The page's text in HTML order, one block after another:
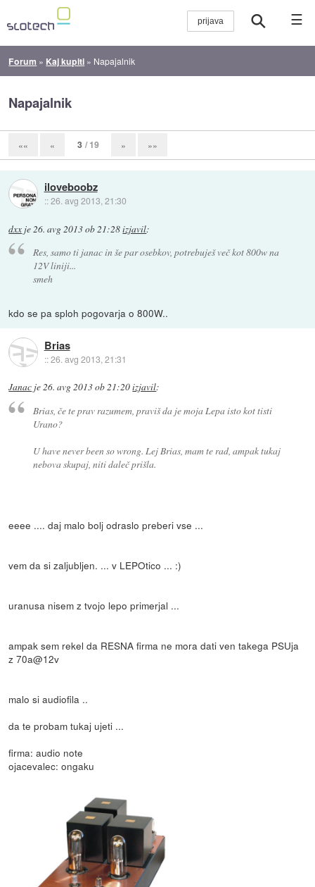
☰
Forum » Kaj kupiti » Napajalnik
Napajalnik
«« « 3 / 19 » »»
iloveboobz
::26. avg 2013, 21:30
dxx je26. avg 2013 ob 21:28izjavil:
Res, samo ti janac in še par osebkov, potrebuješ več kot 800w na
12V liniji...
smeh
kdo se pa sploh pogovarja o 800W..
Brias
::26. avg 2013, 21:31
Janac je26. avg 2013 ob 21:20izjavil:
Brias, če te prav razumem, praviš da je moja Lepa isto kot tisti
Urano?
U have never been so wrong. Lej Brias, mam te rad, ampak tukaj
nebova skupaj, niti daleč prišla.
eeee .... daj malo bolj odraslo preberi vse ...
vem da si zaljubljen. ... v LEPOtico ... :)
uranusa nisem z tvojo lepo primerjal ...
ampak sem rekel da RESNA firma ne mora dati ven takega PSUja
z 70a@12v
malo si audiofila ..
da te probam tukaj ujeti ...
firma: audio note
ojacevalec: ongaku